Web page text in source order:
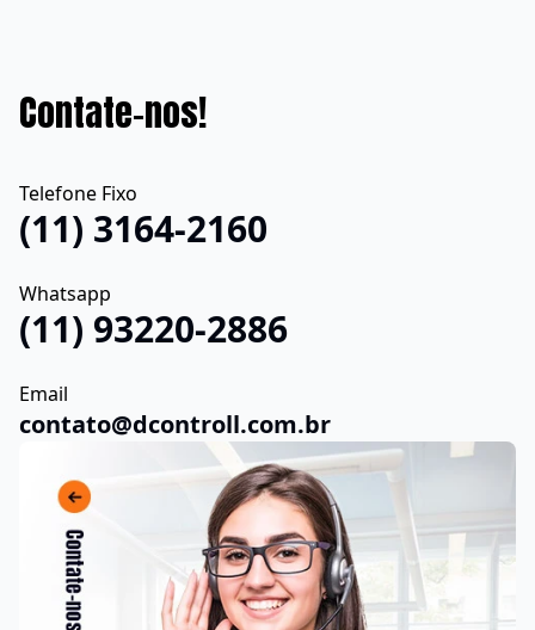
Contate-nos!
Telefone Fixo
(11) 3164-2160
Whatsapp
(11) 93220-2886
Email
contato@dcontroll.com.br